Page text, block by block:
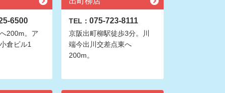
6500
200m。ア
倉ビル1
TEL： 075-723-8111
京阪出町柳駅徒歩3分。川
端今出川交差点東へ
200m。